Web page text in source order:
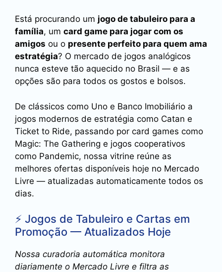
Está procurando um jogo de tabuleiro para a
família, um card game para jogar com os
amigos ou o presente perfeito para quem ama
estratégia? O mercado de jogos analógicos
nunca esteve tão aquecido no Brasil — e as
opções são para todos os gostos e bolsos.
De clássicos como Uno e Banco Imobiliário a
jogos modernos de estratégia como Catan e
Ticket to Ride, passando por card games como
Magic: The Gathering e jogos cooperativos
como Pandemic, nossa vitrine reúne as
melhores ofertas disponíveis hoje no Mercado
Livre — atualizadas automaticamente todos os
dias.
⚡ Jogos de Tabuleiro e Cartas em
Promoção — Atualizados Hoje
Nossa curadoria automática monitora
diariamente o Mercado Livre e filtra as